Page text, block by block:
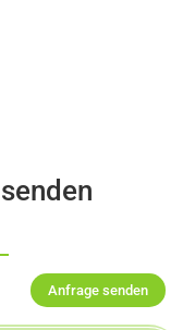
Anfrage senden